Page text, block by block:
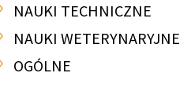
NAUKI TECHNICZNE
NAUKI WETERYNARYJNE
OGÓLNE